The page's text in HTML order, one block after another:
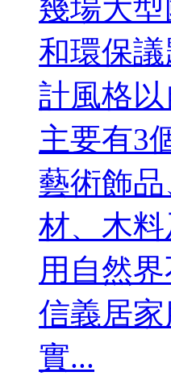
幾場大
和環保
計風格
主要有3
藝術飾
材、木
用自然
信義居
實...